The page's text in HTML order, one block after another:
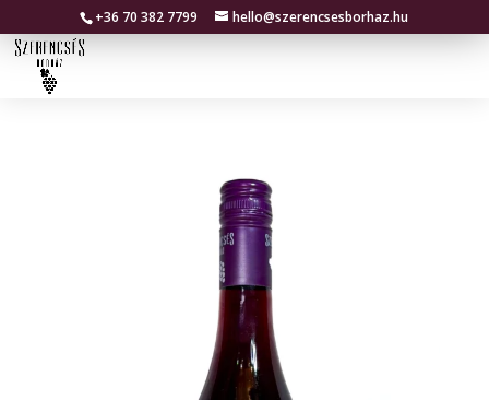
+36 70 382 7799 hello@szerencsesborhaz.hu